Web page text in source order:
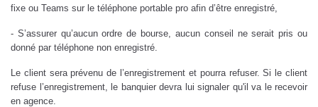
fixe ou Teams sur le téléphone portable pro afin d’être enregistré,
- S’assurer qu’aucun ordre de bourse, aucun conseil ne serait pris ou
donné par téléphone non enregistré.
Le client sera prévenu de l’enregistrement et pourra refuser. Si le client
refuse l’enregistrement, le banquier devra lui signaler qu'il va le recevoir
en agence.